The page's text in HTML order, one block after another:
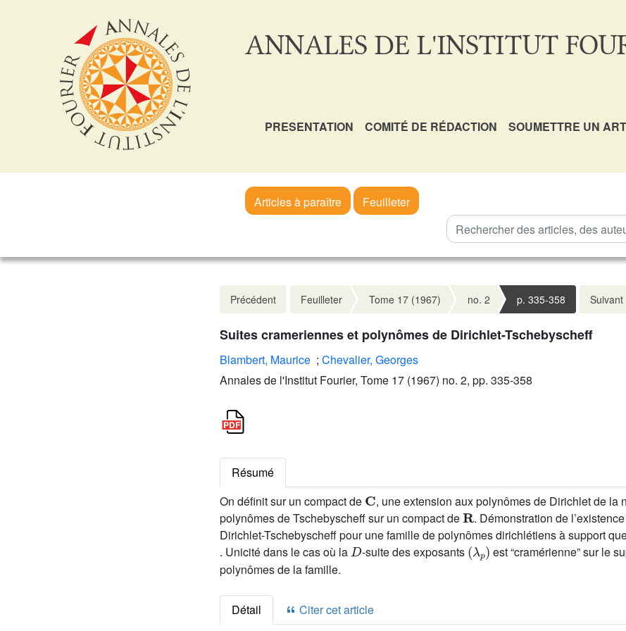
ANNALES DE L'INSTITUT
PRESENTATION COMITÉ DE RÉDACTION SOUMETTRE UN
Articles à paraître
Feuilleter
Précédent Feuilleter Tome 17 (1967) no. 2 p. 335-358 Suivant
Suites crameriennes et polynômes de Dirichlet-Tschebyscheff
Blambert, Maurice ; Chevalier, Georges
Annales de l'Institut Fourier, Tome 17 (1967) no. 2, pp. 335-358
Résumé
On définit sur un compact de
C
, une extension aux polynômes de Dirichlet de la
polynômes de Tschebyscheff sur un compact de
R
. Démonstration de
Dirichlet-Tschebyscheff pour une famille de polynômes dirichlétiens à support
. Unicité dans le cas où la
D
-suite des exposants
(λp)
est “cramérienne” sur le
polynômes de la famille.
Détail Citer cet article